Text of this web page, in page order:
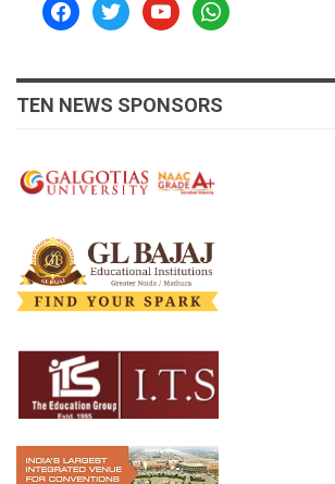
facebooktwitteryoutubewhatsapp
TEN NEWS SPONSORS